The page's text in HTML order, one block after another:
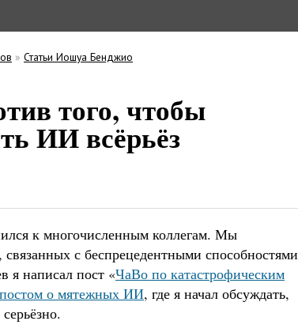
» Статьи Иошуа Бенджио
того, чтобы
ИИ всёрьёз
к многочисленным коллегам. Мы
с беспрецедентными способностями
я написал пост «ЧаВо по катастрофическим
постом о мятежных ИИ, где я начал обсуждать,